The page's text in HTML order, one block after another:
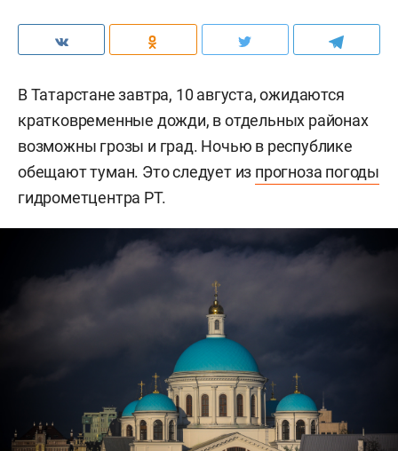
В Татарстане завтра, 10 августа, ожидаются
кратковременные дожди, в отдельных районах
возможны грозы и град. Ночью в республике
обещают туман. Это следует из прогноза погоды
гидрометцентра РТ.